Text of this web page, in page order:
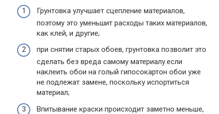
Грунтовка улучшает сцепление материалов,
поэтому это уменьшит расходы таких материалов,
как клей, и другие;
при снятии старых обоев, грунтовка позволит это
сделать без вреда самому материалу.если
наклеить обои на голый гипосокартон обои уже
не подлежат замене, поскольку испортиться
материал;
Впитывание краски происходит заметно меньше,